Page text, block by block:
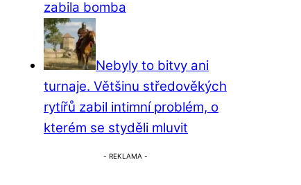
zabila bomba
Nebyly to bitvy ani
turnaje. Většinu středověkých
rytířů zabil intimní problém, o
kterém se styděli mluvit